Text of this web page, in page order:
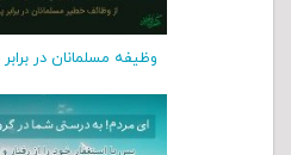
وظیفه مسلمانان در